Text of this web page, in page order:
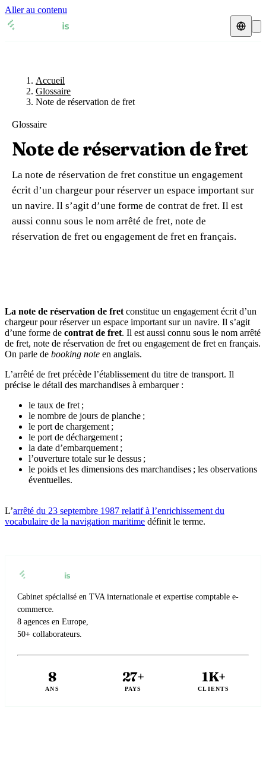
Aller au contenu
🇫🇷 France
🇬🇧 Royaume-Uni
🇧🇪 Belgique
🇮🇹 Italie
🇳🇴 Norvège
Voir tous les pays
Amazon
Fiches TVA
🇫🇷 France
🇬🇧
🇨🇭 Suisse
🇧🇪
🇩🇪 Allemagne
🇮🇹 Italie
🇳🇱 Pays-Bas
Toutes les fiches pays
Expert-comptable
Expert-comptable e-commerce
Expert-comptable Amazon
Ressources & Blog
Blog
Glossaire
Vérifier un n° TVA
Calculateur de TVA
Accueil
Glossaire
Note de réservation de fret
Glossaire
Note de réservation de fret
La note de réservation de fret constitue un engagement
écrit d’un chargeur pour réserver un espace important sur
un navire. Il s’agit d’une forme de contrat de fret. Il est
aussi connu sous le nom arrêté de fret, note de
réservation de fret ou engagement de fret en français.
La note de réservation de fret constitue un engagement écrit d’un
chargeur pour réserver un espace important sur un navire. Il s’agit
d’une forme de contrat de fret. Il est aussi connu sous le nom arrêté
de fret, note de réservation de fret ou engagement de fret en français.
On parle de booking note en anglais.
L’arrêté de fret précède l’établissement du titre de transport. Il
précise le détail des marchandises à embarquer :
le taux de fret ;
le nombre de jours de planche ;
le port de chargement ;
le port de déchargement ;
la date d’embarquement ;
l’ouverture totale sur le dessus ;
le poids et les dimensions des marchandises ; les observations
éventuelles.
L’arrêté du 23 septembre 1987 relatif à l’enrichissement du
vocabulaire de la navigation maritime définit le terme.
Cabinet spécialisé en TVA internationale et expertise comptable e-
commerce.
8 agences en Europe,
50+ collaborateurs.
8
ANS
27+
PAYS
1K+
CLIENTS